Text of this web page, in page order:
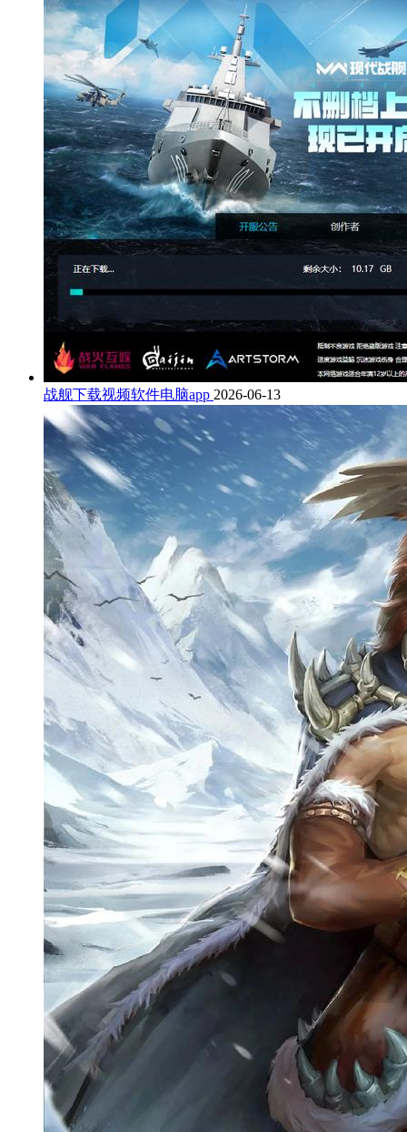
战舰下载视频软件电脑app 2026-06-13